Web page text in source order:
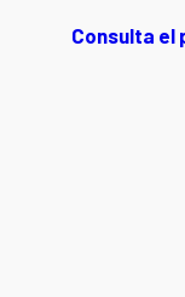
Consulta el